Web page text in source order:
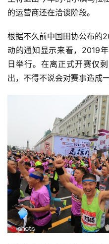
的运营商还在洽谈阶段。
根据不久前中国田协公布的
动的通知显示来看，2019
日举行。在离正式开赛仅
出，不得不说会对赛事造成